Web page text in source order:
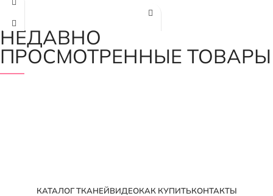
НЕДАВНО
ПРОСМОТРЕННЫЕ ТОВАРЫ
КАТАЛОГ ТКАНЕЙВИДЕОКАК КУПИТЬКОНТАКТЫ